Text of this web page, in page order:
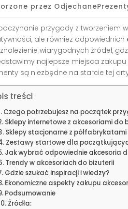
przez
przygody z tworzeniem
ale również odpowiednich
wiarygodnych źródeł,
najlepsze miejsca zakupu
są niezbędne na starcie tej
treści
Czego potrzebujesz na początek
Sklepy internetowe z akcesoriami do
Sklepy stacjonarne z
Zestawy startowe dla
Jak wybrać odpowiednie akcesoria
Trendy w akcesoriach do biżuterii
Gdzie szukać inspiracji i wiedzy?
Ekonomiczne aspekty zakupu
Podsumowanie
Źródła: